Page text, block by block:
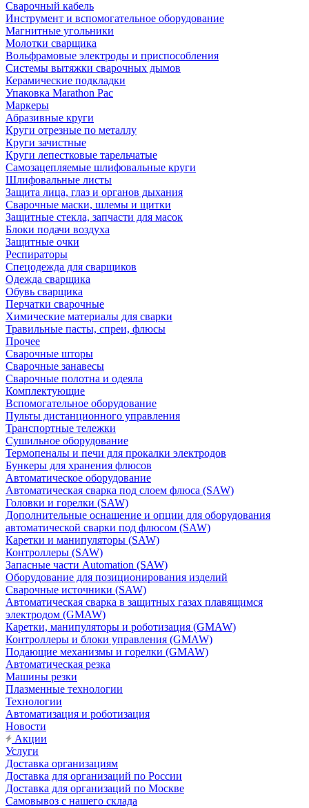
Сварочный кабель
Инструмент и вспомогательное оборудование
Магнитные угольники
Молотки сварщика
Вольфрамовые электроды и приспособления
Системы вытяжки сварочных дымов
Керамические подкладки
Упаковка Marathon Pac
Маркеры
Абразивные круги
Круги отрезные по металлу
Круги зачистные
Круги лепестковые тарельчатые
Самозацепляемые шлифовальные круги
Шлифовальные листы
Защита лица, глаз и органов дыхания
Сварочные маски, шлемы и щитки
Защитные стекла, запчасти для масок
Блоки подачи воздуха
Защитные очки
Респираторы
Спецодежда для сварщиков
Одежда сварщика
Обувь сварщика
Перчатки сварочные
Химические материалы для сварки
Травильные пасты, спреи, флюсы
Прочее
Сварочные шторы
Сварочные занавесы
Сварочные полотна и одеяла
Комплектующие
Вспомогательное оборудование
Пульты дистанционного управления
Транспортные тележки
Сушильное оборудование
Термопеналы и печи для прокалки электродов
Бункеры для хранения флюсов
Автоматическое оборудование
Автоматическая сварка под слоем флюса (SAW)
Головки и горелки (SAW)
Дополнительные оснащение и опции для оборудования
автоматической сварки под флюсом (SAW)
Каретки и манипуляторы (SAW)
Контроллеры (SAW)
Запасные части Automation (SAW)
Оборудование для позиционирования изделий
Сварочные источники (SAW)
Автоматическая сварка в защитных газах плавящимся
электродом (GMAW)
Каретки, манипуляторы и роботизация (GMAW)
Контроллеры и блоки управления (GMAW)
Подающие механизмы и горелки (GMAW)
Автоматическая резка
Машины резки
Плазменные технологии
Технологии
Автоматизация и роботизация
Новости
Акции
Услуги
Доставка организациям
Доставка для организаций по России
Доставка для организаций по Москве
Самовывоз с нашего склада